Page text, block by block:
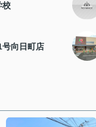
校
号向日町店